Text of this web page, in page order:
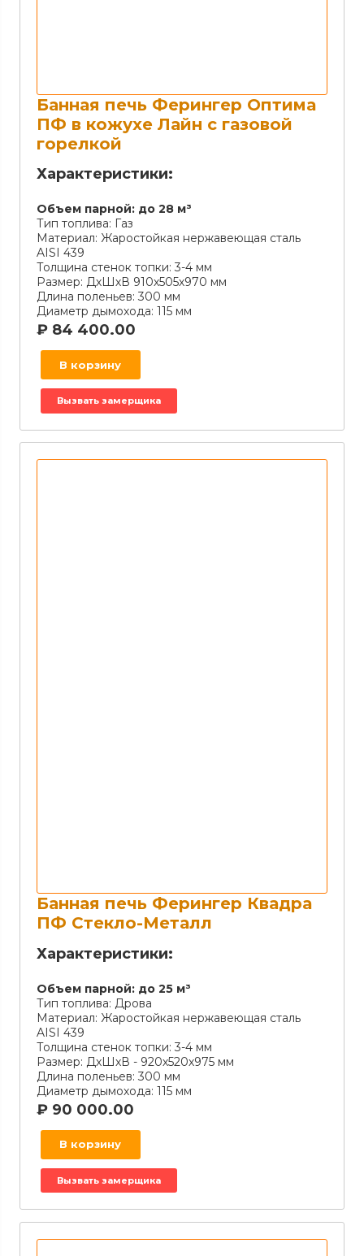
Банная печь Ферингер Оптима
ПФ в кожухе Лайн с газовой
горелкой
Характеристики:
Объем парной: до 28 м³
Тип топлива: Газ
Материал: Жаростойкая нержавеющая сталь
AISI 439
Толщина стенок топки: 3-4 мм
Размер: ДхШхВ 910х505х970 мм
Длина поленьев: 300 мм
Диаметр дымохода: 115 мм
₽ 84 400.00
В корзину
Вызвать замерщика
Банная печь Ферингер Квадра
ПФ Стекло-Металл
Характеристики:
Объем парной: до 25 м³
Тип топлива: Дрова
Материал: Жаростойкая нержавеющая сталь
AISI 439
Толщина стенок топки: 3-4 мм
Размер: ДxШxВ - 920х520х975 мм
Длина поленьев: 300 мм
Диаметр дымохода: 115 мм
₽ 90 000.00
В корзину
Вызвать замерщика